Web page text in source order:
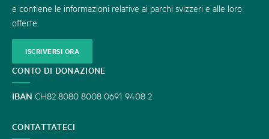
e contiene le informazioni relative ai parchi svizzeri e alle loro
offerte.
ISCRIVERSI ORA
CONTO DI DONAZIONE
IBAN CH82 8080 8008 0691 9408 2
CONTATTATECI